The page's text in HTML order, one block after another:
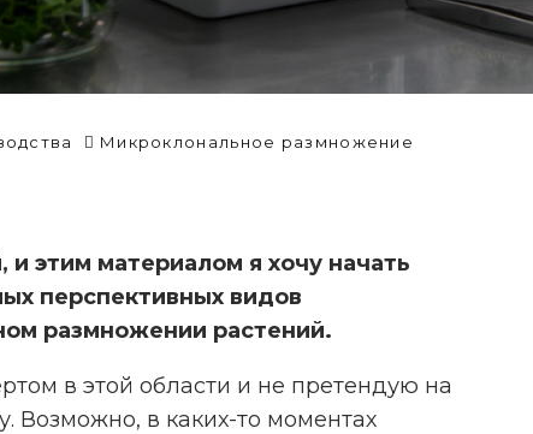
Микроклональное размножение
и этим материалом я хочу начать
перспективных видов
размножении растений.
в этой области и не претендую на
Возможно, в каких-то моментах